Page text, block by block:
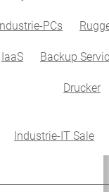
PCs
IaaS Backup
Drucker
Industrie-IT Sale